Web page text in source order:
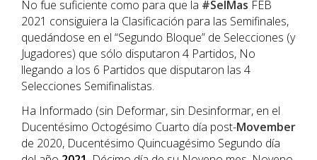
No fue suficiente como para que la #SelMas FEB
2021 consiguiera la Clasificación para las Semifinales,
quedándose en el “Segundo Bloque” de Selecciones (y
Jugadores) que sólo disputaron 4 Partidos, No
llegando a los 6 Partidos que disputaron las 4
Selecciones Semifinalistas.
Ha Informado (sin Deformar, sin Desinformar, en el
Ducentésimo Octogésimo Cuarto día post-Movember
de 2020, Ducentésimo Quincuagésimo Segundo día